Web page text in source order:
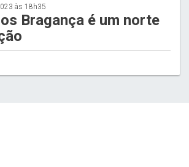
às 18h35
Bragança é um norte